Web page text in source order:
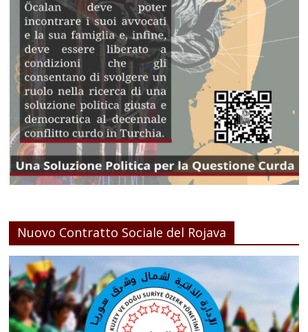
Nuovo Contratto Sociale del Rojava